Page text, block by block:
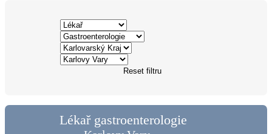
Reset filtru
Lékař gastroenterologie